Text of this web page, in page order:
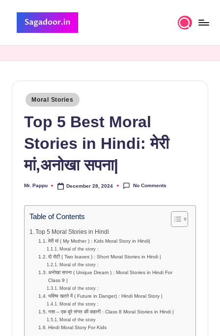
content
Collection
Posted
in
Moral Stories
Top 5 Best Moral
Stories in Hindi: मेरी
मां,अनोखा सपना|
Posted
Mr. Pappu December 28, 2024 No Comments
Table of Contents
Top 5 Moral Stories in Hindi
मेरी मां ( My Mother ) : Kids Moral Story in Hindi|
Moral of the story :
दो रोटी ( Two loaves ) : Short Moral Stories in Hindi |
Moral of the story :
अनोखा सपना ( Unique Dream ) : Moral Stories in Hindi For
Class 9 |
Moral of the story :
भविष्य खतरे में ( Future in Danger) : Hindi Moral Story |
Moral of the story :
नशा – एक बुरे संगत की कहानी : Class 8 Moral Stories in Hindi |
Moral of the story
Hindi Moral Story For Kids